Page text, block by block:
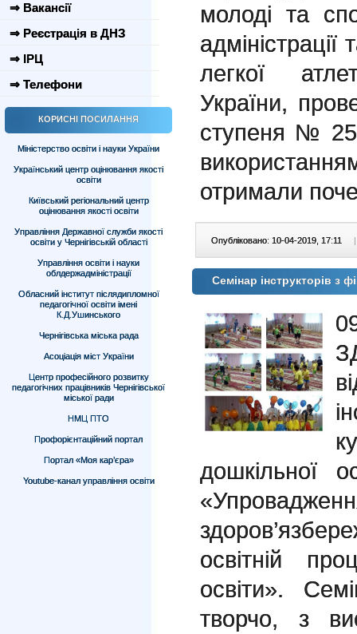
⇒ Вакансії
⇒ Реєстрація в ДНЗ
⇒ ІРЦ
⇒ Телефони
КОРИСНІ ПОСИЛАННЯ
Міністерство освіти і науки України
Український центр оцінювання якості
освіти
Київський регіональний центр
оцінювання якості освіти
Управління Державної служби якості
освіти у Чернігівській області
Управління освіти і науки
облдержадміністрації
Обласний інститут післядипломної
педагогічної освіти імені
К.Д.Ушинського
Чернігівська міська рада
Асоціація міст України
Центр професійного розвитку
педагогічних працівників Чернігівської
міської ради
НМЦ ПТО
Профорієнтаційний портал
Портал «Моя кар’єра»
Youtube-канал управління освіти
молоді та
легкої
України,
ступеня № 25
отримали
Опубліковано: 10-04-2019, 17:11 |
Семінар інструкторів з
дошкільної
освітній
освіти».
творчо, з